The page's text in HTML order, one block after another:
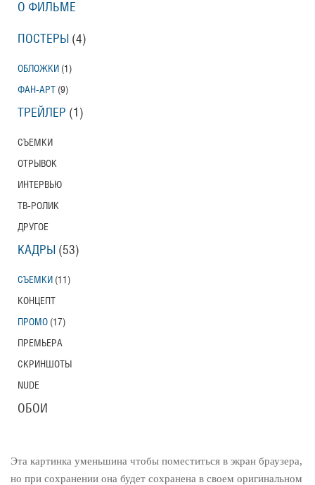
Эта картинка уменьшина чтобы поместиться в экран браузера,
но при сохранении она будет сохранена в своем оригинальном
О ФИЛЬМЕ
ПОСТЕРЫ (4)
ОБЛОЖКИ (1)
ФАН-АРТ (9)
ТРЕЙЛЕР (1)
СЪЕМКИ
ОТРЫВОК
ИНТЕРВЬЮ
ТВ-РОЛИК
ДРУГОЕ
КАДРЫ (53)
СЪЕМКИ (11)
КОНЦЕПТ
ПРОМО (17)
ПРЕМЬЕРА
СКРИНШОТЫ
NUDE
ОБОИ